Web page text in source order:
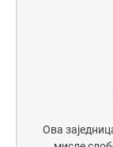
Ова